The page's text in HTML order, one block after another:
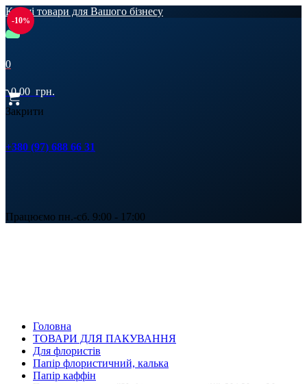
Кращі товари для Вашого бізнесу
0
0,00 грн.
Закрити
+380 (97) 688 66 31
Працюємо пн.-сб. 9:00 - 17:00
Головна
ТОВАРИ ДЛЯ ПАКУВАННЯ
Для флористів
Папір флористичний, калька
Папір каффін
-10